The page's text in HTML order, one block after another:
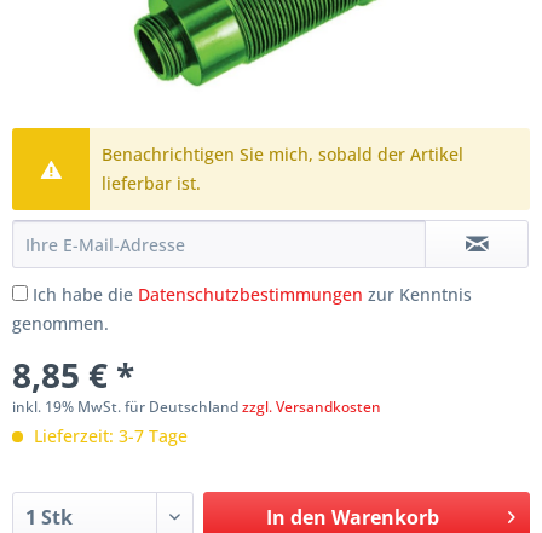
Benachrichtigen Sie mich, sobald der Artikel
lieferbar ist.
Ich habe die Datenschutzbestimmungen zur Kenntnis
genommen.
8,85 € *
inkl. 19% MwSt. für Deutschlandzzgl. Versandkosten
Lieferzeit: 3-7 Tage
In den Warenkorb